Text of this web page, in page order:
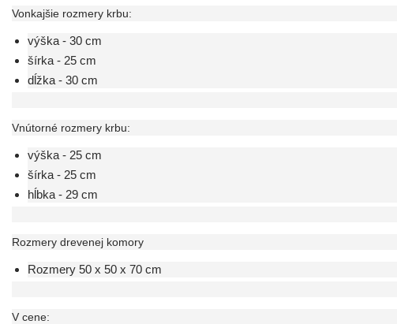
Vonkajšie rozmery krbu:
výška - 30 cm
šírka - 25 cm
dĺžka - 30 cm
Vnútorné rozmery krbu:
výška - 25 cm
šírka - 25 cm
hĺbka - 29 cm
Rozmery drevenej komory
Rozmery 50 x 50 x 70 cm
V cene: